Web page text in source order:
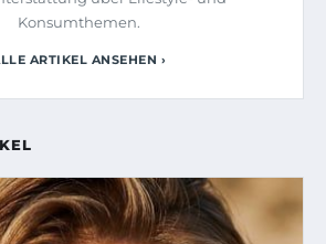
Konsumthemen.
ARTIKEL ANSEHEN ›